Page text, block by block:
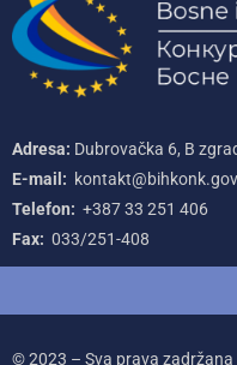
Adresa: Dubrovačka 6, B
E-mail:
Telefon: +387‌ 33‌ 251‌ 406
Fax: 033/251-408
© 2023 – Sva prava zadržana